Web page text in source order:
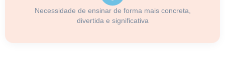
Necessidade de ensinar de forma mais concreta,
divertida e significativa